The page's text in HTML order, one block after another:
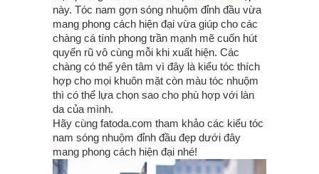
này. Tóc nam gợn sóng nhuộm đỉnh đầu vừa
mang phong cách hiện đại vừa giúp cho các
chàng cá tính phong trần mạnh mẽ cuốn hút
quyến rũ vô cùng mỗi khi xuất hiện. Các
chàng có thể yên tâm vì đây là kiểu tóc thích
hợp cho mọi khuôn mặt còn màu tóc nhuộm
thì có thể lựa chọn sao cho phù hợp với làn
da của mình.
Hãy cùng fatoda.com tham khảo các kiểu tóc
nam sóng nhuộm đỉnh đầu đẹp dưới đây
mang phong cách hiện đại nhé!